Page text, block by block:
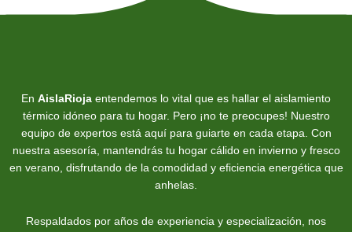
En AislaRioja entendemos lo vital que es hallar el aislamiento
térmico idóneo para tu hogar. Pero ¡no te preocupes! Nuestro
equipo de expertos está aquí para guiarte en cada etapa. Con
nuestra asesoría, mantendrás tu hogar cálido en invierno y fresco
en verano, disfrutando de la comodidad y eficiencia energética que
anhelas.
Respaldados por años de experiencia y especialización, nos